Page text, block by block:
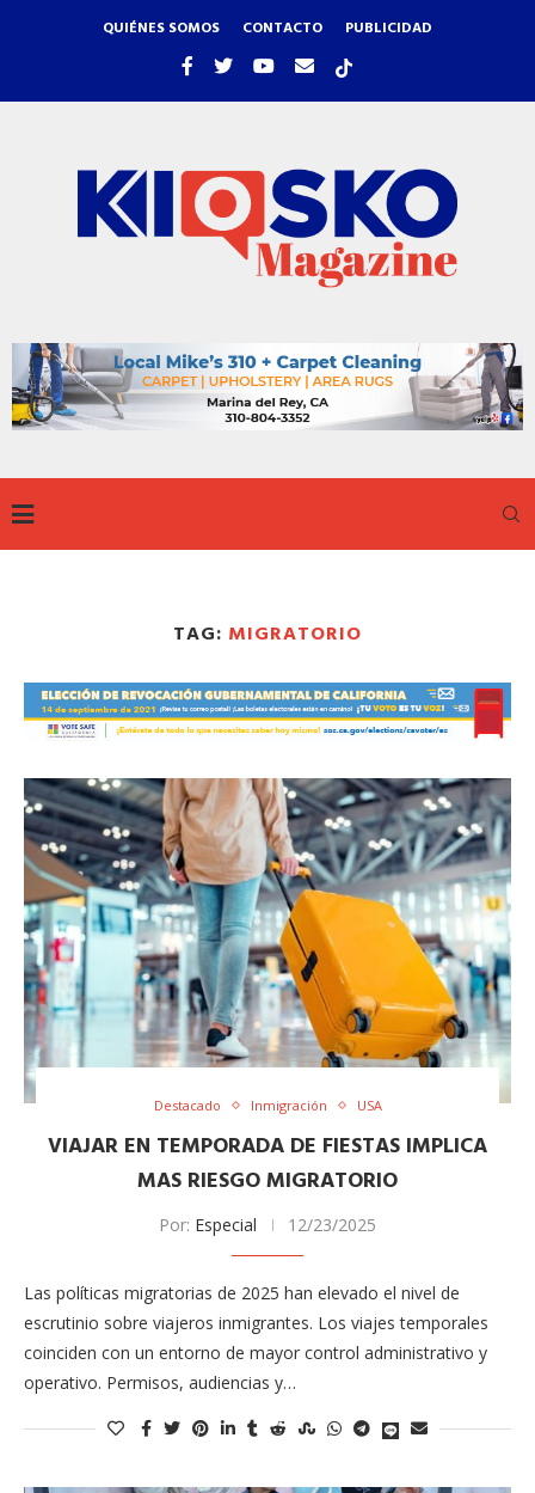
QUIÉNES SOMOS CONTACTO PUBLICIDAD
TAG: MIGRATORIO
Destacado Inmigración USA
VIAJAR EN TEMPORADA DE FIESTAS IMPLICA
MAS RIESGO MIGRATORIO
Por: Especial 12/23/2025
Las políticas migratorias de 2025 han elevado el nivel de
escrutinio sobre viajeros inmigrantes. Los viajes temporales
coinciden con un entorno de mayor control administrativo y
operativo. Permisos, audiencias y…